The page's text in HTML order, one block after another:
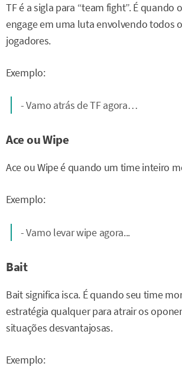
TF é a sigla para “team fight”. É quando
engage em uma luta envolvendo todos
jogadores.
Exemplo:
- Vamo atrás de TF agora…
Ace ou Wipe
Ace ou Wipe é quando um time inteiro
Exemplo:
- Vamo levar wipe agora...
Bait
Bait significa isca. É quando seu time
estratégia qualquer para atrair os
situações desvantajosas.
Exemplo: